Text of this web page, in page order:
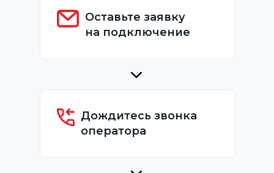
Оставьте заявку
на подключение
Дождитесь звонка
оператора